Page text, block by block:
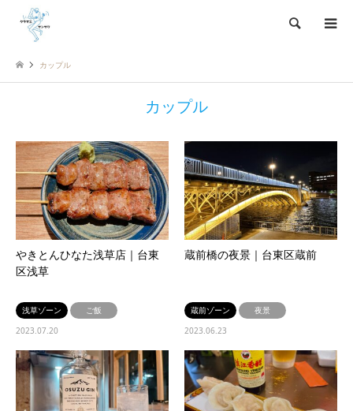
検索
カップル
カップル
やきとんひなた浅草店｜台東
区浅草
浅草ゾーン
ご飯
2023.07.20
蔵前橋の夜景｜台東区蔵前
蔵前ゾーン
夜景
2023.06.23